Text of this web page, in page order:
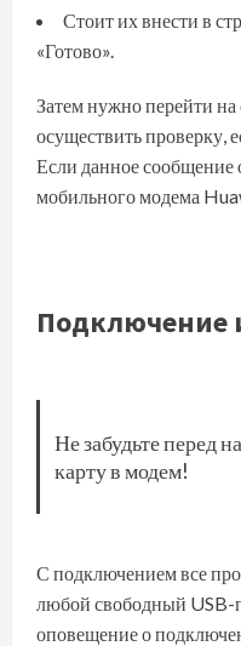
Стоит их внести в
«Готово».
Затем нужно перейти на
осуществить проверку,
Если данное сообщение
мобильного модема
Подключение
Не забудьте перед
карту в модем!
С подключением все
любой свободный USB-
оповещение о